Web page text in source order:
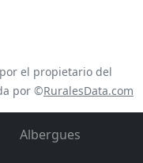
el propietario del
por ©RuralesData.com
Albergues